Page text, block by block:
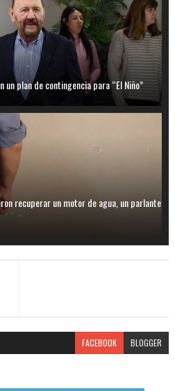
un plan de contingencia para “El Niño”
recuperar un motor de agua, un parlante
FACEBOOK BLOGGER